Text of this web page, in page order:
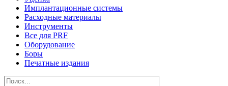
Имплантационные системы
Расходные материалы
Инструменты
Все для PRF
Оборудование
Боры
Печатные издания